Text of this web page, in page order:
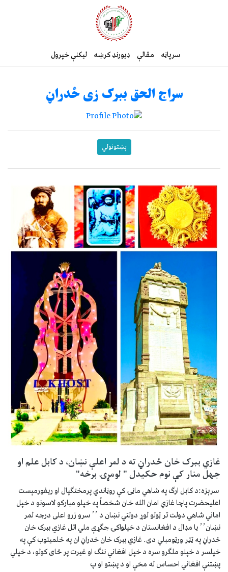
سرپاڼه مقالې ډیورنډ کرښه لیکنې خپرول
سراج الحق ببرک زی ځدراڼ
پښتونولي
غازي ببرک خان ځدراڼ ته د لمر اعلې نښان، د کابل علم او
جهل منار کې نوم حکیدل " لومړۍ برخه"
سرېزه:د کابل ارګ په شاهي ماڼۍ کې روڼاندي پرمختګپال او ریفورمېست
اعلیحضرت پاچا غازي امان الله خان شخصاً په خپلو مبارکو لاسونو د خپل
اماني شاهي دولت تر ټولو لوړ دولتي نښان د ٬٬ سرو زرو اعلی درجه لمر
نښان٬٬ یا مډال د افغانستان د خپلواکۍ جګړې ملي اتل غازي ببرک خان
ځدراڼ په ټټر ورټومبلي دی. غازي ببرک خان ځدراڼ ان په ځلمیتوب کې په
خپلسر د خپلو ملګرو سره د خپل افغاني ننګ او غیرت پر ځای کولو، د خپلي
پښتنې افغاني احساس له مخې او د پښتو او پ